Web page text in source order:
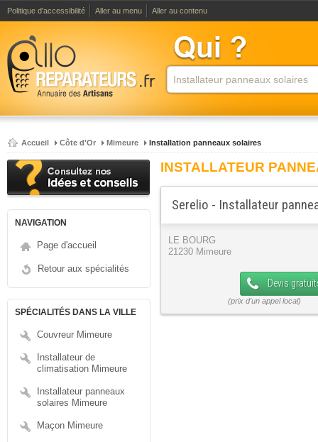
Politique d'accessibilité Aller au menu Aller au contenu
Accueil Côte d'Or Mimeure Installation panneaux solaires
NAVIGATION
Page d'accueil
Retour aux spécialités
SPÉCIALITÉS DANS LA VILLE
Couvreur Mimeure
Installateur de
climatisation Mimeure
Installateur panneaux
solaires Mimeure
Maçon Mimeure
INSTALLATEUR
Serelio - Installateur
LE BOURG
21230 Mimeure
Devis